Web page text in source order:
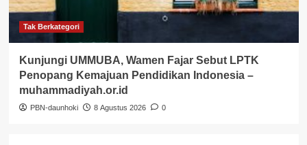
Tak Berkategori
Kunjungi UMMUBA, Wamen Fajar Sebut LPTK
Penopang Kemajuan Pendidikan Indonesia –
muhammadiyah.or.id
PBN-daunhoki 8 Agustus 2026 0